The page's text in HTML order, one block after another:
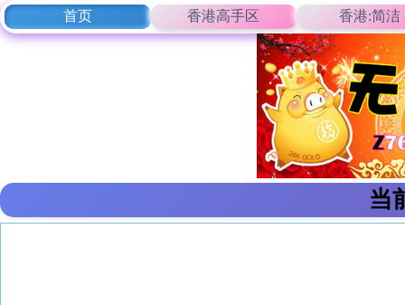
首页 香港高手区 香港:简洁
当